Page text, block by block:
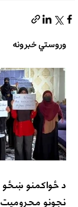
وروستي خبرونه
د ځواکمنو ښځو
نجونو